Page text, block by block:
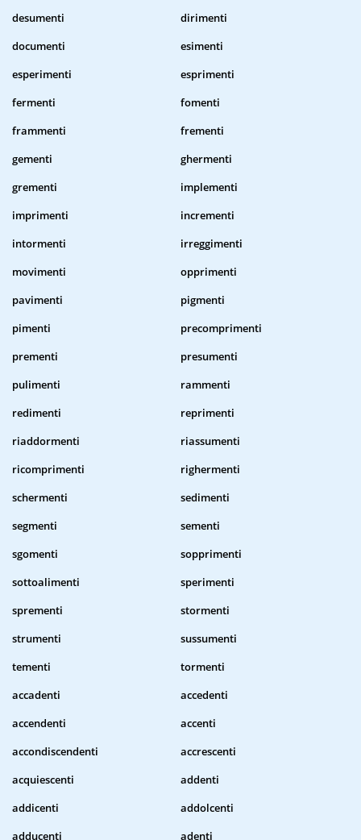
desumenti
dirimenti
documenti
esimenti
esperimenti
esprimenti
fermenti
fomenti
frammenti
frementi
gementi
ghermenti
grementi
implementi
imprimenti
incrementi
intormenti
irreggimenti
movimenti
opprimenti
pavimenti
pigmenti
pimenti
precomprimenti
prementi
presumenti
pulimenti
rammenti
redimenti
reprimenti
riaddormenti
riassumenti
ricomprimenti
righermenti
schermenti
sedimenti
segmenti
sementi
sgomenti
sopprimenti
sottoalimenti
sperimenti
sprementi
stormenti
strumenti
sussumenti
tementi
tormenti
accadenti
accedenti
accendenti
accenti
accondiscendenti
accrescenti
acquiescenti
addenti
addicenti
addolcenti
adducenti
adenti